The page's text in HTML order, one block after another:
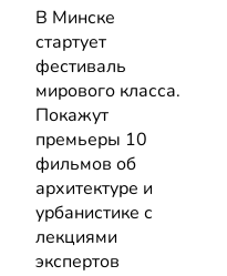
В Минске
стартует
фестиваль
мирового класса.
Покажут
премьеры 10
фильмов об
архитектуре и
урбанистике с
лекциями
экспертов